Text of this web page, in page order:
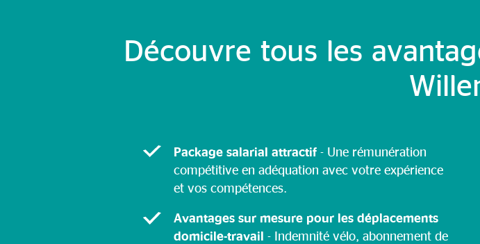
Découvre tous les
Package salarial attractif - Une rémunération
compétitive en adéquation avec votre expérience
et vos compétences.
Avantages sur mesure pour les déplacements
domicile-travail - Indemnité vélo, abonnement de